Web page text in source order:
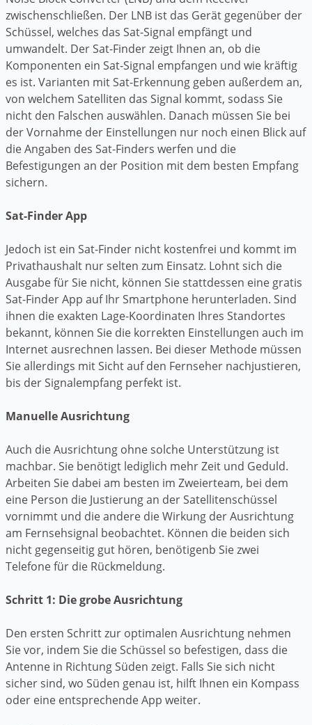
zwischenschließen. Der LNB ist das Gerät gegenüber der
Schüssel, welches das Sat-Signal empfängt und
umwandelt. Der Sat-Finder zeigt Ihnen an, ob die
Komponenten ein Sat-Signal empfangen und wie kräftig
es ist. Varianten mit Sat-Erkennung geben außerdem an,
von welchem Satelliten das Signal kommt, sodass Sie
nicht den Falschen auswählen. Danach müssen Sie bei
der Vornahme der Einstellungen nur noch einen Blick auf
die Angaben des Sat-Finders werfen und die
Befestigungen an der Position mit dem besten Empfang
sichern.
Sat-Finder App
Jedoch ist ein Sat-Finder nicht kostenfrei und kommt im
Privathaushalt nur selten zum Einsatz. Lohnt sich die
Ausgabe für Sie nicht, können Sie stattdessen eine gratis
Sat-Finder App auf Ihr Smartphone herunterladen. Sind
ihnen die exakten Lage-Koordinaten Ihres Standortes
bekannt, können Sie die korrekten Einstellungen auch im
Internet ausrechnen lassen. Bei dieser Methode müssen
Sie allerdings mit Sicht auf den Fernseher nachjustieren,
bis der Signalempfang perfekt ist.
Manuelle Ausrichtung
Auch die Ausrichtung ohne solche Unterstützung ist
machbar. Sie benötigt lediglich mehr Zeit und Geduld.
Arbeiten Sie dabei am besten im Zweierteam, bei dem
eine Person die Justierung an der Satellitenschüssel
vornimmt und die andere die Wirkung der Ausrichtung
am Fernsehsignal beobachtet. Können die beiden sich
nicht gegenseitig gut hören, benötigenb Sie zwei
Telefone für die Rückmeldung.
Schritt 1: Die grobe Ausrichtung
Den ersten Schritt zur optimalen Ausrichtung nehmen
Sie vor, indem Sie die Schüssel so befestigen, dass die
Antenne in Richtung Süden zeigt. Falls Sie sich nicht
sicher sind, wo Süden genau ist, hilft Ihnen ein Kompass
oder eine entsprechende App weiter.